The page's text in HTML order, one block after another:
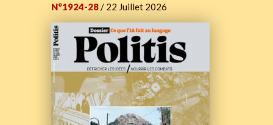
N°1924-28 / 22 Juillet 2026